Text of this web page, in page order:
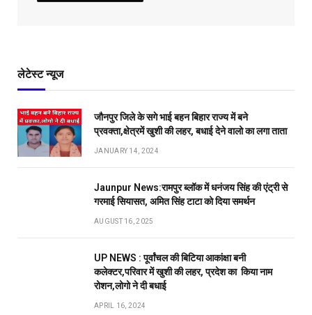
लेटेस्ट न्यूज
जौनपुर जिले के सगे भाई बहन बिहार राज्य में बने
प्रवक्ता,क्षेत्रमें खुशी की लहर, बधाई देने वालो का लगा ताता
JANUARY 14, 2024
Jaunpur News:रामपुर ब्लॉक में धनंजय सिंह की एंट्री से
गरमाई सियासत, अमित सिंह टाटा को दिया समर्थन
AUGUST 16, 2025
UP NEWS : पूर्वांचल की बिटिया आकांक्षा बनी
कलेक्टर,परिवार में खुशी की लहर, प्रदेश का किया नाम
रोशन,लोगो ने दी बधाई
APRIL 16, 2024